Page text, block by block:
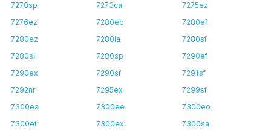
7270sp
7273ca
7275ez
7276ez
7280eb
7280ef
7280ez
7280la
7280sf
7280sl
7280sp
7290ef
7290ex
7290sf
7291sf
7292nr
7295ex
7299sf
7300ea
7300ee
7300eo
7300et
7300ex
7300sa